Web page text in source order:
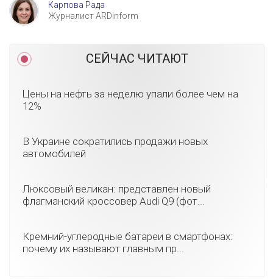
Карпова Рада
Журналист ARDinform
СЕЙЧАС ЧИТАЮТ
Цены на нефть за неделю упали более чем на
12%
В Украине сократились продажи новых
автомобилей
Люксовый великан: представлен новый
флагманский кроссовер Audi Q9 (фот...
Кремний-углеродные батареи в смартфонах:
почему их называют главным пр...